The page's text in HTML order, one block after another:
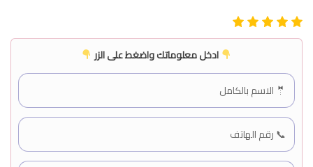
ادخل معلوماتك واضغط على الزر